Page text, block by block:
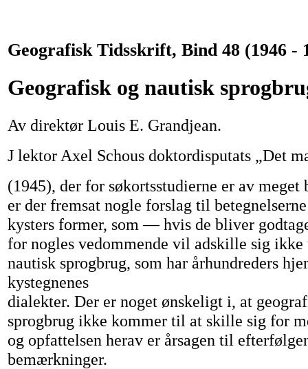
Geografisk Tidsskrift, Bind 48 (1946 -
Geografisk og nautisk
Av direktør Louis E. Grandjean.
J lektor Axel Schous doktordisputats „Det
(1945), der for søkortsstudierne er av
er der fremsat nogle forslag til
kysters former, som — hvis de bliver
for nogles vedommende vil adskille sig
nautisk sprogbrug, som har århundreders
kystegnenes
dialekter. Der er noget ønskeligt i, at
sprogbrug ikke kommer til at skille sig for
og opfattelsen herav er årsagen til
bemærkninger.